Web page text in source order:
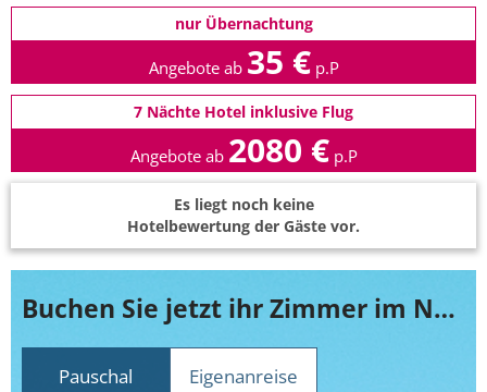
nur Übernachtung
Angebote ab 35 € p.P
7 Nächte Hotel inklusive Flug
Angebote ab 2080 € p.P
Es liegt noch keine
Hotelbewertung der Gäste vor.
Buchen Sie jetzt ihr Zimmer im Novotel Lombok Resort & Villas
Pauschal Eigenanreise